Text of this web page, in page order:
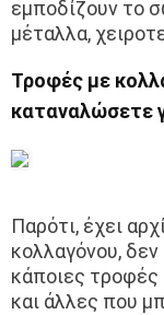
εμποδίζουν το
μέταλλα,
Τροφές με
καταναλώσετε
Παρότι, έχει
κολλαγόνου,
κάποιες τροφές
και άλλες που